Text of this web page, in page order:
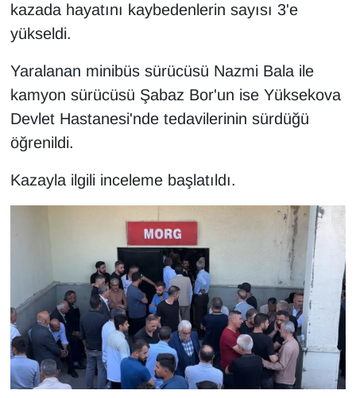
kazada hayatını kaybedenlerin sayısı 3'e
yükseldi.
Yaralanan minibüs sürücüsü Nazmi Bala ile
kamyon sürücüsü Şabaz Bor'un ise Yüksekova
Devlet Hastanesi'nde tedavilerinin sürdüğü
öğrenildi.
Kazayla ilgili inceleme başlatıldı.
Seri İlan
SİYASET
SPOR
TEBRİK
VAN'DA SPOR
Vasıta
YAŞAM